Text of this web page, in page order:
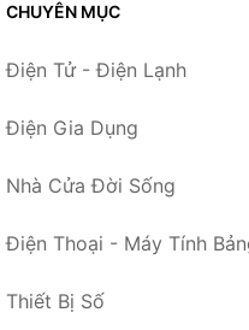
CHUYÊN MỤC
Điện Tử - Điện Lạnh
Điện Gia Dụng
Nhà Cửa Đời Sống
Điện Thoại - Máy Tính
Thiết Bị Số